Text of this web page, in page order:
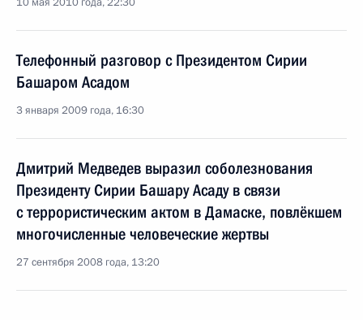
Телефонный разговор с Президентом Сирии
Башаром Асадом
3 января 2009 года, 16:30
Дмитрий Медведев выразил соболезнования
Президенту Сирии Башару Асаду в связи
с террористическим актом в Дамаске, повлёкшем
многочисленные человеческие жертвы
27 сентября 2008 года, 13:20